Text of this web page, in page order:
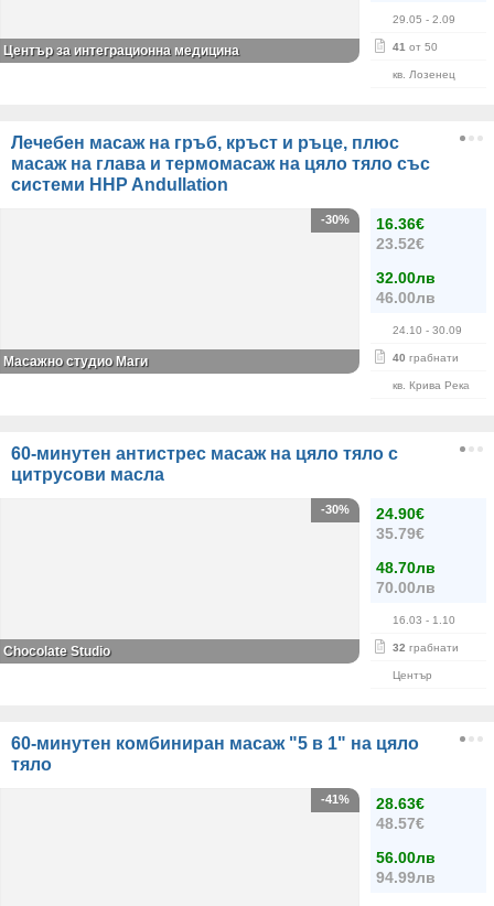
29.05 - 2.09
41 от 50
кв. Лозенец
Център за интеграционна медицина
Лечебен масаж на гръб, кръст и ръце, плюс
масаж на глава и термомасаж на цяло тяло със
системи HHP Andullation
16.36€
23.52€
32.00лв
46.00лв
24.10 - 30.09
40 грабнати
кв. Крива Река
-30%
Масажно студио Маги
60-минутен антистрес масаж на цяло тяло с
цитрусови масла
24.90€
35.79€
48.70лв
70.00лв
16.03 - 1.10
32 грабнати
Център
-30%
Chocolate Studio
60-минутен комбиниран масаж "5 в 1" на цяло
тяло
28.63€
48.57€
56.00лв
94.99лв
-41%